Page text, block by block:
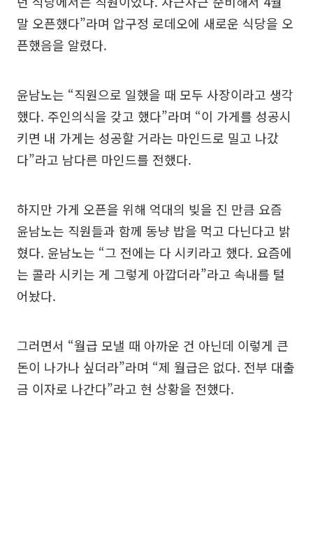
말 오픈했다”라며 압구정 로데오에 새로운 식당을 오
픈했음을 알렸다.
윤남노는 “직원으로 일했을 때 모두 사장이라고 생각
했다. 주인의식을 갖고 했다”라며 “이 가게를 성공시
키면 내 가게는 성공할 거라는 마인드로 밀고 나갔
다”라고 남다른 마인드를 전했다.
하지만 가게 오픈을 위해 억대의 빚을 진 만큼 요즘
윤남노는 직원들과 함께 동냥 밥을 먹고 다닌다고 밝
혔다. 윤남노는 “그 전에는 다 시키라고 했다. 요즘에
는 콜라 시키는 게 그렇게 아깝더라”라고 속내를 털
어놨다.
그러면서 “월급 모낼 때 아까운 건 아닌데 이렇게 큰
돈이 나가나 싶더라”라며 “제 월급은 없다. 전부 대출
금 이자로 나간다”라고 현 상황을 전했다.